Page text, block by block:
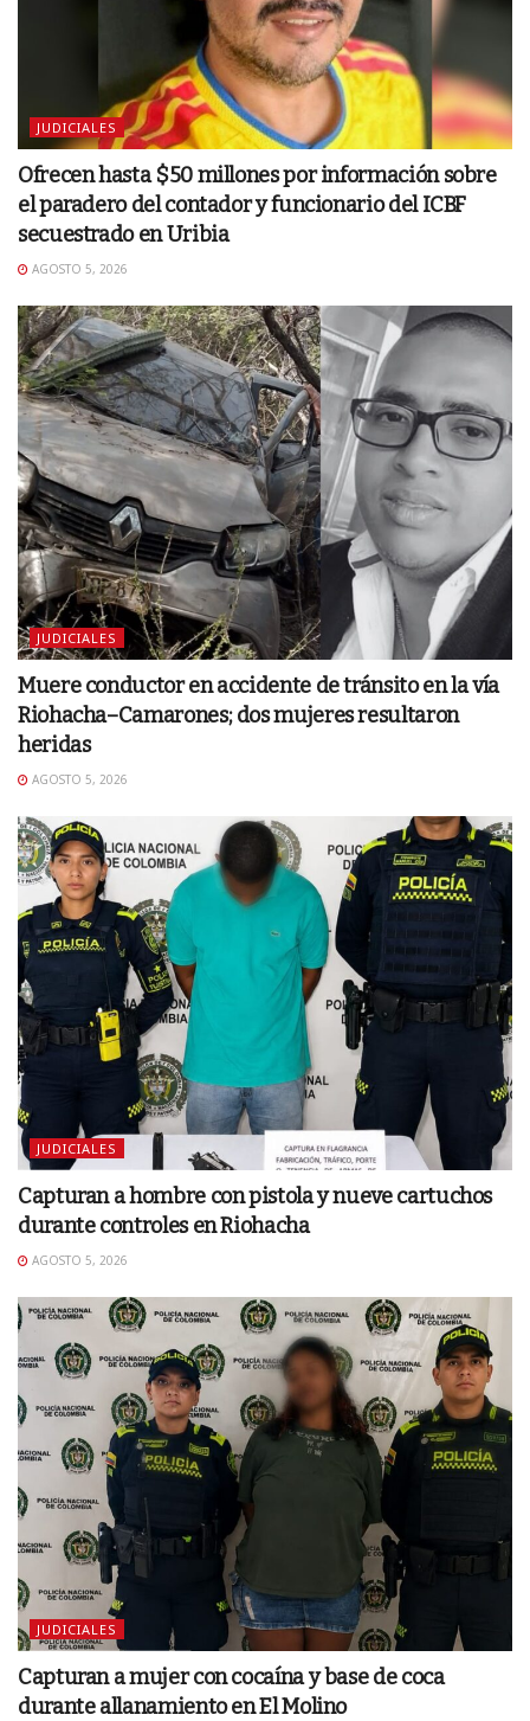
JUDICIALES
Ofrecen hasta $50 millones por información sobre
el paradero del contador y funcionario del ICBF
secuestrado en Uribia
AGOSTO 5, 2026
JUDICIALES
Muere conductor en accidente de tránsito en la vía
Riohacha–Camarones; dos mujeres resultaron
heridas
AGOSTO 5, 2026
JUDICIALES
Capturan a hombre con pistola y nueve cartuchos
durante controles en Riohacha
AGOSTO 5, 2026
JUDICIALES
Capturan a mujer con cocaína y base de coca
durante allanamiento en El Molino